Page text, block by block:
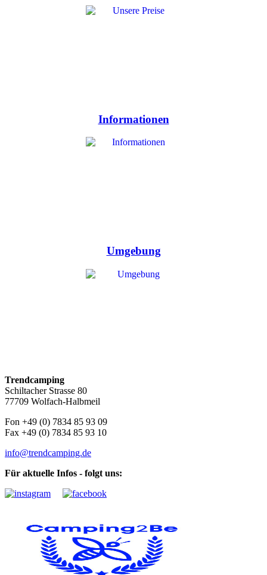
Informationen
Umgebung
Trendcamping
Schiltacher Strasse 80
77709 Wolfach-Halbmeil
Fon +49 (0) 7834 85 93 09
Fax +49 (0) 7834 85 93 10
info@trendcamping.de
Für aktuelle Infos - folgt uns: